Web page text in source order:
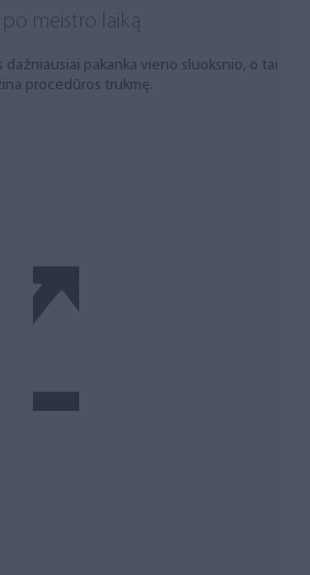
meistro laiką
pakanka vieno sluoksnio, o tai
procedūros trukmę.